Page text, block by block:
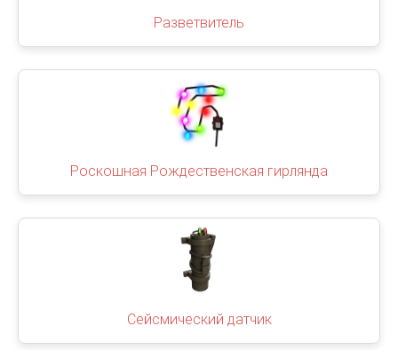
Разветвитель
Роскошная Рождественская гирлянда
Сейсмический датчик